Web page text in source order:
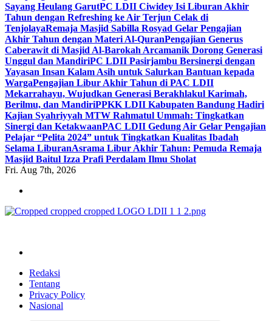
Sayang Heulang GarutPC LDII Ciwidey Isi Liburan Akhir
Tahun dengan Refreshing ke Air Terjun Celak di
TenjolayaRemaja Masjid Sabilla Rosyad Gelar Pengajian
Akhir Tahun dengan Materi Al-QuranPengajian Generus
Caberawit di Masjid Al-Barokah Arcamanik Dorong Generasi
Unggul dan MandiriPC LDII Pasirjambu Bersinergi dengan
Yayasan Insan Kalam Asih untuk Salurkan Bantuan kepada
WargaPengajian Libur Akhir Tahun di PAC LDII
Mekarrahayu, Wujudkan Generasi Berakhlakul Karimah,
Berilmu, dan MandiriPPKK LDII Kabupaten Bandung Hadiri
Kajian Syahriyyah MTW Rahmatul Ummah: Tingkatkan
Sinergi dan KetakwaanPAC LDII Gedung Air Gelar Pengajian
Pelajar “Pelita 2024” untuk Tingkatkan Kualitas Ibadah
Selama LiburanAsrama Libur Akhir Tahun: Pemuda Remaja
Masjid Baitul Izza Prafi Perdalam Ilmu Sholat
Fri. Aug 7th, 2026
Redaksi
Tentang
Privacy Policy
Nasional